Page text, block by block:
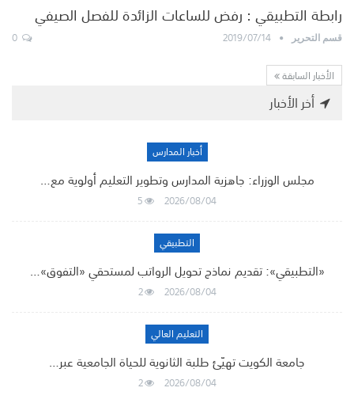
رابطة التطبيقي : رفض للساعات الزائدة للفصل الصيفي
قسم التحرير 2019/07/14
الأخبار السابقة
أخر الأخبار
أخبار المدارس
مجلس الوزراء: جاهزية المدارس وتطوير التعليم أولوية مع…
2026/08/04
5
التطبيقي
«التطبيقي»: تقديم نماذج تحويل الرواتب لمستحقي «التفوق»…
2026/08/04
2
التعليم العالي
جامعة الكويت تهيّئ طلبة الثانوية للحياة الجامعية عبر…
2026/08/04
2